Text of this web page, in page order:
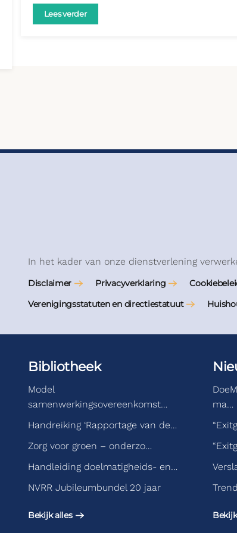
Lees verder
In het kader van onze dienstverlening
Disclaimer Privacyverklaring
Verenigingsstatuten en directiestatuut
Bibliotheek
Model
samenwerkingsovereenkomst…
Handreiking ‘Rapportage van de…
Zorg voor groen – onderzo…
Handleiding doelmatigheids- en…
NVRR Jubileumbundel 20 jaar
Bekijk alles
ma…